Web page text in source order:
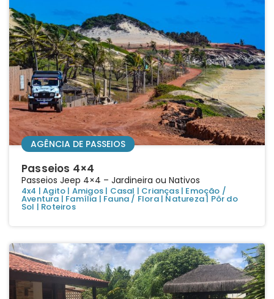
AGÊNCIA DE PASSEIOS
Passeios 4×4
Passeios Jeep 4×4 – Jardineira ou Nativos
4x4 |Agito | Amigos | Casal | Crianças| Emoção /
Aventura | Família | Fauna / Flora| Natureza| Pôr do
Sol | Roteiros